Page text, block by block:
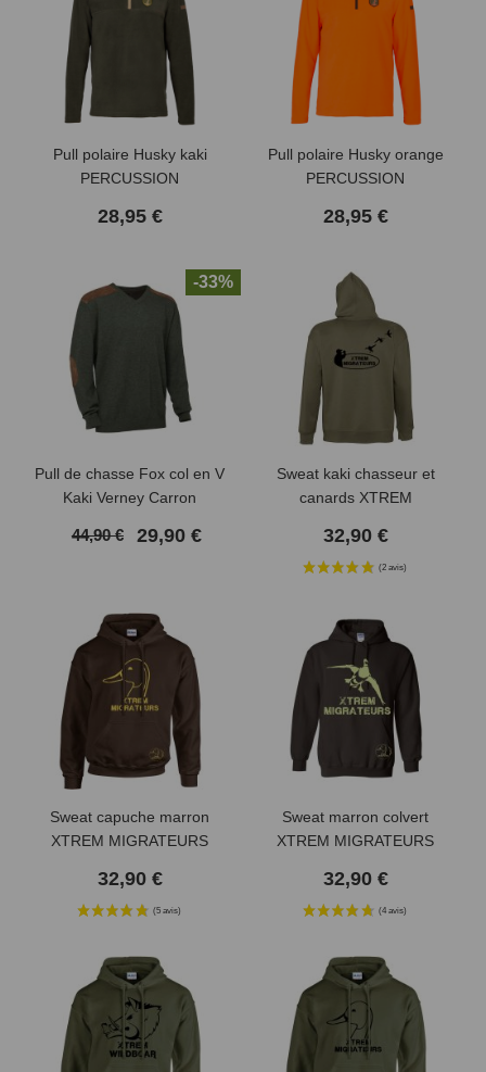
(1 avis)
Pull polaire Husky kaki
PERCUSSION
28,95 €
Pull polaire Husky orange
PERCUSSION
28,95 €
-33%
Pull de chasse Fox col en V
Kaki Verney Carron
44,90 € 29,90 €
Sweat kaki chasseur et
canards XTREM
32,90 €
Sweat capuche marron
XTREM MIGRATEURS
32,90 €
Sweat marron colvert
XTREM MIGRATEURS
32,90 €